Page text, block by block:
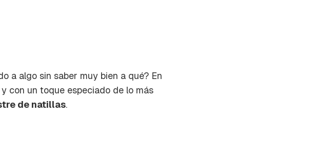
a algo sin saber muy bien a qué? En
con un toque especiado de lo más
de natillas.